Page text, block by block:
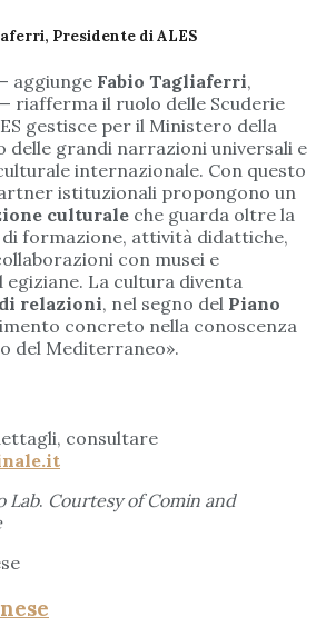
Presidente di ALES
aggiunge Fabio Tagliaferri,
riafferma il ruolo delle Scuderie
gestisce per il Ministero della
delle grandi narrazioni universali e
internazionale. Con questo
istituzionali propongono un
culturale che guarda oltre la
formazione, attività didattiche,
con musei e
La cultura diventa
relazioni, nel segno del Piano
concreto nella conoscenza
del Mediterraneo».
consultare
Lab. Courtesy of Comin and